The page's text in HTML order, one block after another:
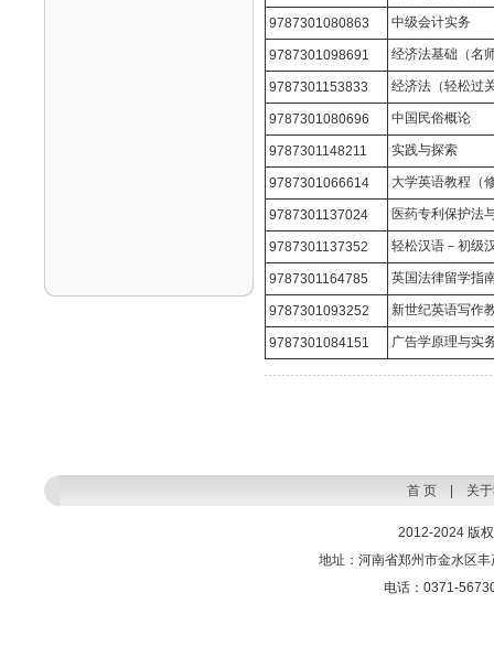
9787301080863 中级会计实务
9787301098691 经济法基础（名
9787301153833 经济法（轻松过
9787301080696 中国民俗概论
9787301148211 实践与探索
9787301066614 大学英语教程（
9787301137024 医药专利保护法
9787301137352 轻松汉语－初级
9787301164785 英国法律留学指
9787301093252 新世纪英语写作
9787301084151 广告学原理与实
首 页 关
2012-2024 版
地址：河南省郑州市金水区
电话：0371-